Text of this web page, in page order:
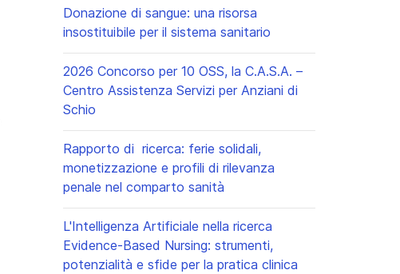
Donazione di sangue: una risorsa
insostituibile per il sistema sanitario
2026 Concorso per 10 OSS, la C.A.S.A. –
Centro Assistenza Servizi per Anziani di
Schio
Rapporto di ricerca: ferie solidali,
monetizzazione e profili di rilevanza
penale nel comparto sanità
L'Intelligenza Artificiale nella ricerca
Evidence-Based Nursing: strumenti,
potenzialità e sfide per la pratica clinica